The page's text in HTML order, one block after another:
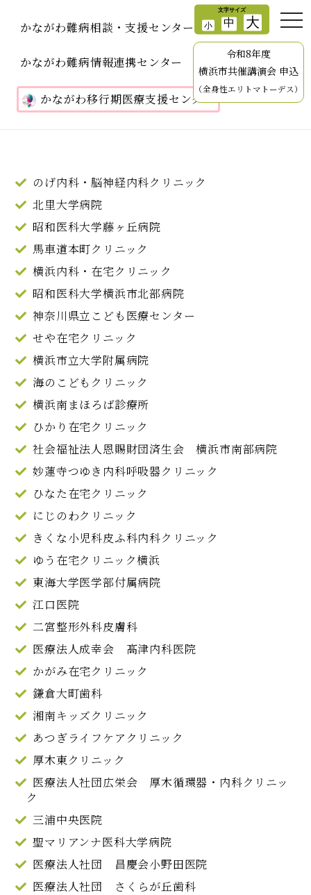
かながわ難病相談・支援センター
かながわ難病情報連携センター
かながわ移行期医療支援センター
令和8年度
横浜市共催講演会 申込
（全身性エリトマトーデス）
のげ内科・脳神経内科クリニック
北里大学病院
昭和医科大学藤ヶ丘病院
馬車道本町クリニック
横浜内科・在宅クリニック
昭和医科大学横浜市北部病院
神奈川県立こども医療センター
せや在宅クリニック
横浜市立大学附属病院
海のこどもクリニック
横浜南まほろば診療所
ひかり在宅クリニック
社会福祉法人恩賜財団済生会 横浜市南部病院
妙蓮寺つゆき内科呼吸器クリニック
ひなた在宅クリニック
にじのわクリニック
きくな小児科皮ふ科内科クリニック
ゆう在宅クリニック横浜
東海大学医学部付属病院
江口医院
二宮整形外科皮膚科
医療法人成幸会 髙津内科医院
かがみ在宅クリニック
鎌倉大町歯科
湘南キッズクリニック
あつぎライフケアクリニック
厚木東クリニック
医療法人社団広栄会 厚木循環器・内科クリニッ
ク
三浦中央医院
聖マリアンナ医科大学病院
医療法人社団 昌慶会小野田医院
医療法人社団 さくらが丘歯科